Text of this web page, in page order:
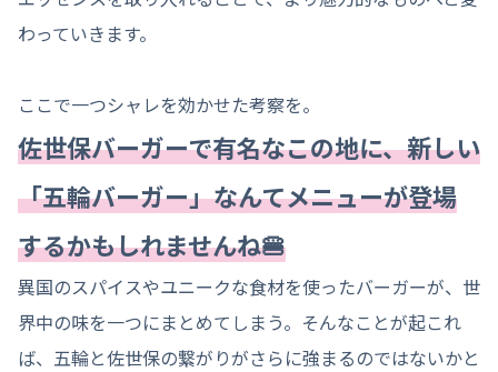
わっていきます。
ここで一つシャレを効かせた考察を。
佐世保バーガーで有名なこの地に、新しい
「五輪バーガー」なんてメニューが登場
するかもしれませんね🍔
異国のスパイスやユニークな食材を使ったバーガーが、世
界中の味を一つにまとめてしまう。そんなことが起これ
ば、五輪と佐世保の繋がりがさらに強まるのではないかと